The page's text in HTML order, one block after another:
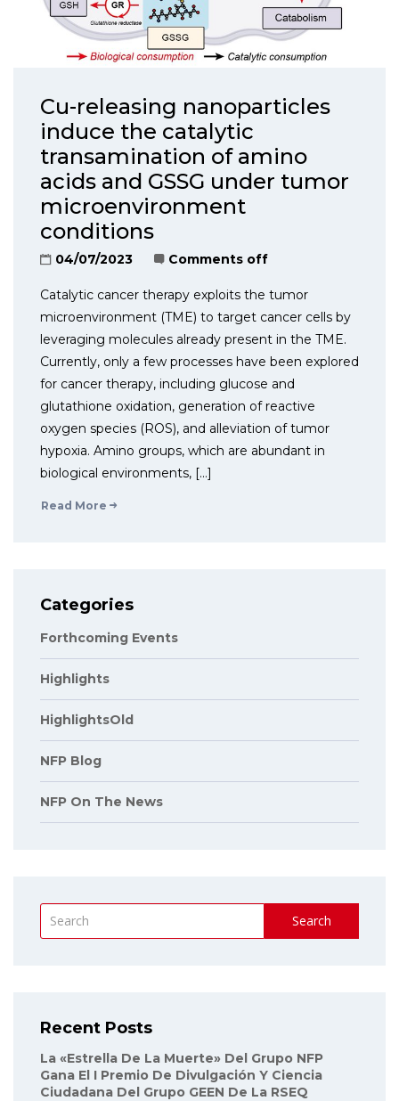
Cu-releasing nanoparticles
induce the catalytic
transamination of amino
acids and GSSG under tumor
microenvironment
conditions
04/07/2023 Comments off
Catalytic cancer therapy exploits the tumor
microenvironment (TME) to target cancer cells by
leveraging molecules already present in the TME.
Currently, only a few processes have been explored
for cancer therapy, including glucose and
glutathione oxidation, generation of reactive
oxygen species (ROS), and alleviation of tumor
hypoxia. Amino groups, which are abundant in
biological environments, […]
Read More
Categories
Forthcoming Events
Highlights
HighlightsOld
NFP Blog
NFP On The News
Search
Recent Posts
La «Estrella De La Muerte» Del Grupo NFP
Gana El I Premio De Divulgación Y Ciencia
Ciudadana Del Grupo GEEN De La RSEQ